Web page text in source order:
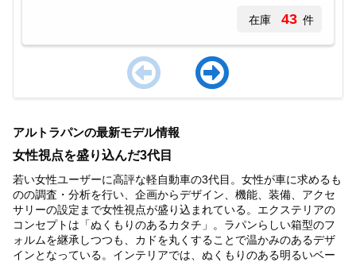
在庫 43 件
of
4
アルトラパンの最新モデル情報
女性視点を盛り込んだ3代目
若い女性ユーザーに高評な軽自動車の3代目。女性が車に求めるも
のの調査・分析を行い、企画からデザイン、機能、装備、アクセ
サリーの設定まで女性視点が盛り込まれている。エクステリアの
コンセプトは「ぬくもりのあるカタチ」。ラパンらしい箱型のフ
ォルムを継承しつつも、カドを丸くすることで温かみのあるデザ
インとなっている。インテリアでは、ぬくもりのある明るいベー